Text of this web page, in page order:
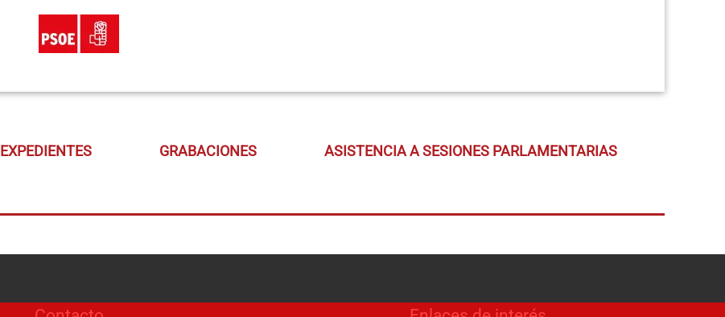
EXPEDIENTES GRABACIONES ASISTENCIA A SESIONES PARLAMENTARIAS